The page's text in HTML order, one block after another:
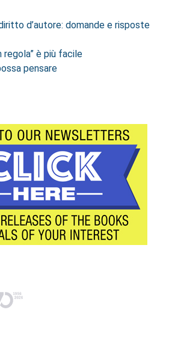
d’autore: domande e risposte
regola” è più facile
pensare